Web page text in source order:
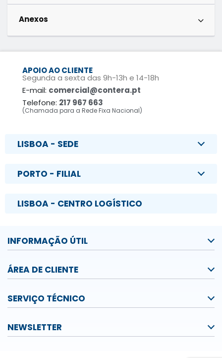
Anexos
APOIO AO CLIENTE
Segunda a sexta das 9h-13h e 14-18h
E-mail: comercial@contera.pt
Telefone: 217 967 663
(Chamada para a Rede Fixa Nacional)
LISBOA - SEDE
PORTO - FILIAL
LISBOA - CENTRO LOGÍSTICO
INFORMAÇÃO ÚTIL
ÁREA DE CLIENTE
SERVIÇO TÉCNICO
NEWSLETTER